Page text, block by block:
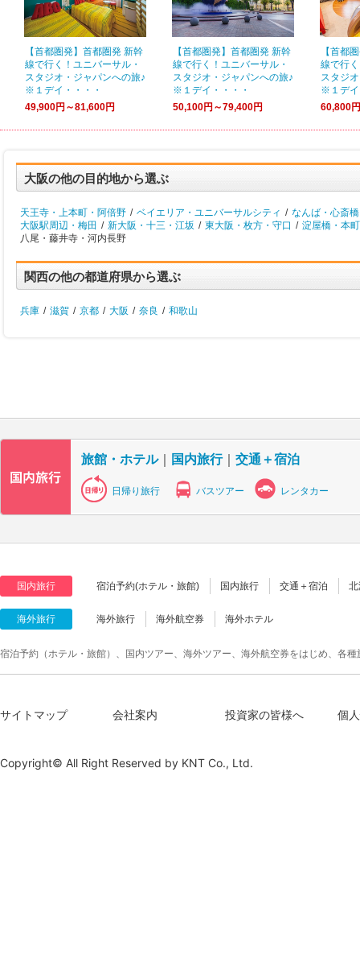
【首都圏発】首都圏発 新幹
線で行く！ユニバーサル・
スタジオ・ジャパンへの旅♪
※１デイ・・・・
49,900円～81,600円
【首都圏発】首都圏発 新幹
線で行く！ユニバーサル・
スタジオ・ジャパンへの旅♪
※１デイ・・・・
50,100円～79,400円
【首都
線で行
スタジ
※１デイ
60,800
大阪の他の目的地から選ぶ
天王寺・上本町・阿倍野 / ベイエリア・ユニバーサルシティ / なんば・心斎橋
大阪駅周辺・梅田 / 新大阪・十三・江坂 / 東大阪・枚方・守口 / 淀屋橋・本
八尾・藤井寺・河内長野
関西の他の都道府県から選ぶ
兵庫 / 滋賀 / 京都 / 大阪 / 奈良 / 和歌山
旅館・ホテル｜ 国内旅行｜ 交通＋宿泊
日帰り旅行 バスツアー レンタカー
国内旅行 宿泊予約(ホテル・旅館) 国内旅行 交通＋宿泊
海外旅行 海外旅行 海外航空券 海外ホテル
宿泊予約（ホテル・旅館）、国内ツアー、海外ツアー、海外航空券をはじめ、各
サイトマップ 会社案内 投資家の皆様へ 個
Copyright© All Right Reserved by KNT Co., Ltd.